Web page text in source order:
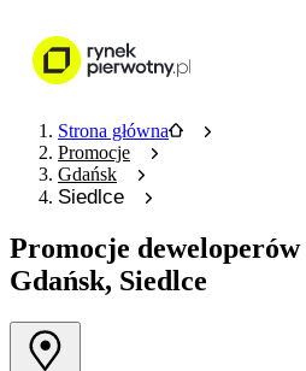
Strona główna
Promocje
Gdańsk
Siedlce
Promocje deweloperów
Gdańsk, Siedlce